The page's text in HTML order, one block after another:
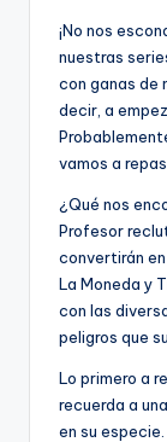
¡No nos
nuestras
con ganas de
decir, a
vamos a
¿Qué nos
Profesor
convertirán
La Moneda y
con las
peligros que
Lo primero a
recuerda a
en su